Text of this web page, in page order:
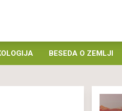
BESEDA O ZEMLJI